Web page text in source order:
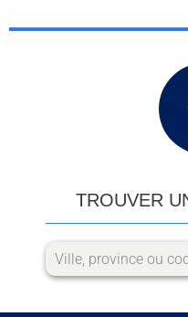
TROUVER